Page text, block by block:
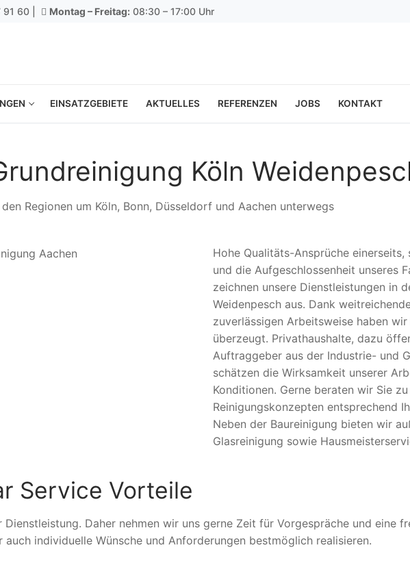
91 60 | Montag – Freitag: 08:30 – 17:00 Uhr
EINSATZGEBIETE AKTUELLES REFERENZEN JOBS KONTAKT
Köln
Regionen um Köln, Bonn, Düsseldorf und Aachen unterwegs
Hohe Qualitäts-Ansprüche
und die Aufgeschlossenheit unseres
zeichnen unsere Dienstleistungen in
Weidenpesch aus. Dank
zuverlässigen Arbeitsweise haben
überzeugt. Privathaushalte, dazu
Auftraggeber aus der Industrie- und
schätzen die Wirksamkeit unserer
Konditionen. Gerne beraten wir Sie
Reinigungskonzepten entsprechend
Neben der Baureinigung bieten wir
Glasreinigung sowie
Service Vorteile
Daher nehmen wir uns gerne Zeit für Vorgespräche und eine
auch individuelle Wünsche und Anforderungen bestmöglich realisieren.